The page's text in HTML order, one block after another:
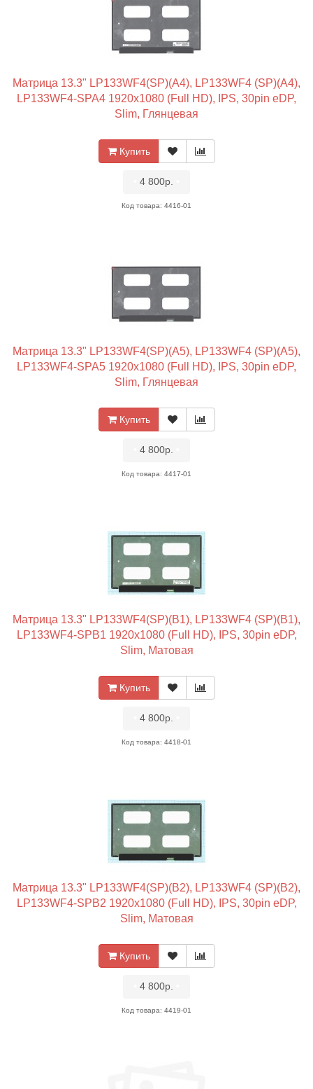
Матрица 13.3" LP133WF4(SP)(A4), LP133WF4 (SP)(A4),
LP133WF4-SPA4 1920x1080 (Full HD), IPS, 30pin eDP,
Slim, Глянцевая
Купить
4 800р.
Код товара: 4416-01
Матрица 13.3" LP133WF4(SP)(A5), LP133WF4 (SP)(A5),
LP133WF4-SPA5 1920x1080 (Full HD), IPS, 30pin eDP,
Slim, Глянцевая
Купить
4 800р.
Код товара: 4417-01
Матрица 13.3" LP133WF4(SP)(B1), LP133WF4 (SP)(B1),
LP133WF4-SPB1 1920x1080 (Full HD), IPS, 30pin eDP,
Slim, Матовая
Купить
4 800р.
Код товара: 4418-01
Матрица 13.3" LP133WF4(SP)(B2), LP133WF4 (SP)(B2),
LP133WF4-SPB2 1920x1080 (Full HD), IPS, 30pin eDP,
Slim, Матовая
Купить
4 800р.
Код товара: 4419-01